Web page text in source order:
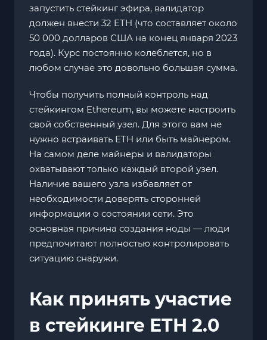
запустить стейкинг эфира, валидатор
должен внести 32 ETH (что составляет около
50 000 долларов США на конец января 2023
года). Курс постоянно колеблется, но в
любом случае это довольно большая сумма.
Чтобы получить полный контроль над
стейкингом Ethereum, вы можете настроить
свой собственный узел. Для этого вам не
нужно встраивать ETH или быть майнером.
На самом деле майнеры и валидаторы
охватывают только каждый второй узел.
Наличие вашего узла избавляет от
необходимости доверять сторонней
информации о состоянии сети. Это
основная причина создания ноды — люди
предпочитают полностью контролировать
ситуацию снаружи.
Как принять участие
в стейкинге ETH 2.0